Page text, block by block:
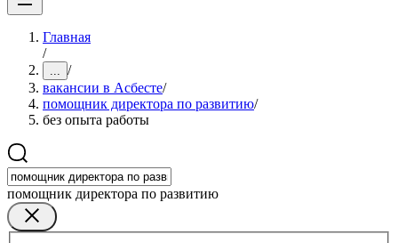
Главная
/
... /
вакансии в Асбесте/
помощник директора по развитию/
без опыта работы
помощник директора по развитию